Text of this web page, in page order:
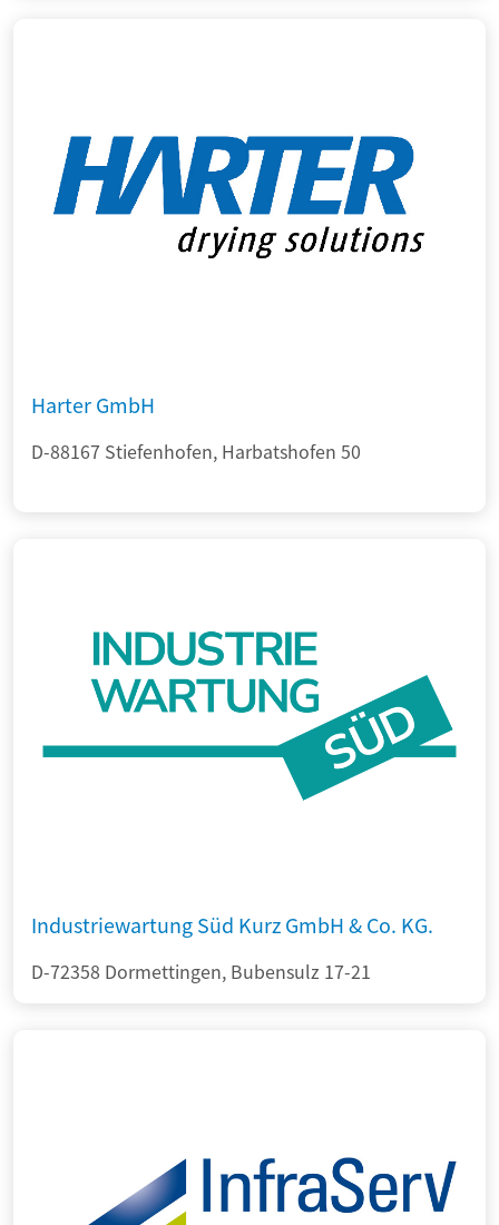
Harter GmbH
D-88167 Stiefenhofen, Harbatshofen 50
Industriewartung Süd Kurz GmbH & Co. KG.
D-72358 Dormettingen, Bubensulz 17-21